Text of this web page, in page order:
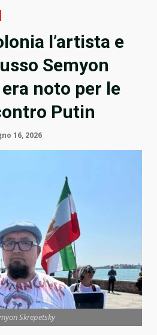
l’artista e
Semyon
noto per le
Putin
16, 2026
Skrepetsky